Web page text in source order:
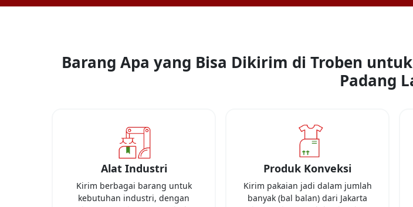
Barang Apa yang Bisa Dikirim di Troben
Padang
Alat Industri
Kirim berbagai barang untuk
kebutuhan industri, dengan
Produk Konveksi
Kirim pakaian jadi dalam jumlah
banyak (bal balan) dari Jakarta